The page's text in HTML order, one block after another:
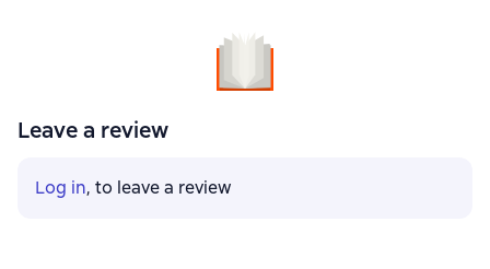
Leave a review
Log in, to leave a review